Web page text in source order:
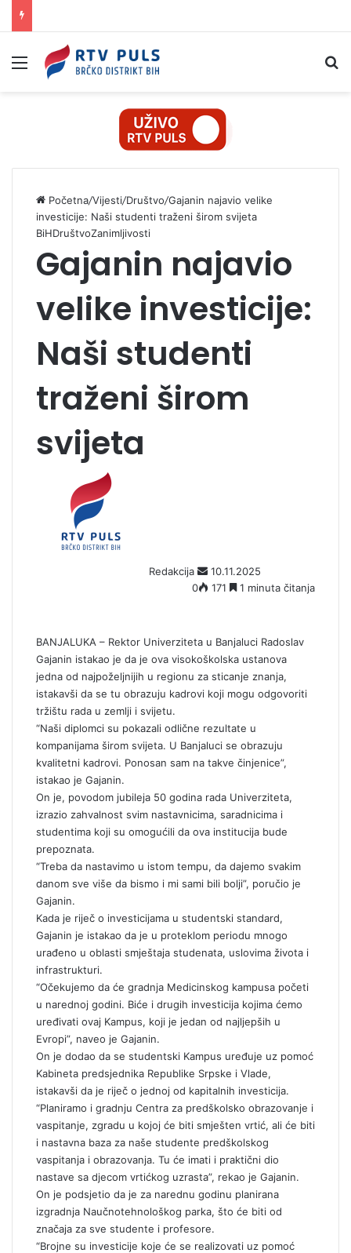
Izbornik
Početna/Vijesti/Društvo/Gajanin najavio velike
investicije: Naši studenti traženi širom svijeta
BiHDruštvoZanimljivosti
Gajanin najavio
velike investicije:
Naši studenti
traženi širom
svijeta
Redakcija
e
m
l
10.11.2025
0
171 1 minuta čitanja
BANJALUKA – Rektor Univerziteta u Banjaluci Radoslav
Gajanin istakao je da je ova visokoškolska ustanova
jedna od najpoželjnijih u regionu za sticanje znanja,
istakavši da se tu obrazuju kadrovi koji mogu odgovoriti
tržištu rada u zemlji i svijetu.
“Naši diplomci su pokazali odlične rezultate u
kompanijama širom svijeta. U Banjaluci se obrazuju
kvalitetni kadrovi. Ponosan sam na takve činjenice”,
istakao je Gajanin.
On je, povodom jubileja 50 godina rada Univerziteta,
izrazio zahvalnost svim nastavnicima, saradnicima i
studentima koji su omogućili da ova institucija bude
prepoznata.
“Treba da nastavimo u istom tempu, da dajemo svakim
danom sve više da bismo i mi sami bili bolji”, poručio je
Gajanin.
Kada je riječ o investicijama u studentski standard,
Gajanin je istakao da je u proteklom periodu mnogo
urađeno u oblasti smještaja studenata, uslovima života i
infrastrukturi.
“Očekujemo da će gradnja Medicinskog kampusa početi
u narednoj godini. Biće i drugih investicija kojima ćemo
uređivati ovaj Kampus, koji je jedan od najljepših u
Evropi”, naveo je Gajanin.
On je dodao da se studentski Kampus uređuje uz pomoć
Kabineta predsjednika Republike Srpske i Vlade,
istakavši da je riječ o jednoj od kapitalnih investicija.
“Planiramo i gradnju Centra za predškolsko obrazovanje i
vaspitanje, zgradu u kojoj će biti smješten vrtić, ali će biti
i nastavna baza za naše studente predškolskog
vaspitanja i obrazovanja. Tu će imati i praktični dio
nastave sa djecom vrtićkog uzrasta”, rekao je Gajanin.
On je podsjetio da je za narednu godinu planirana
izgradnja Naučnotehnološkog parka, što će biti od
značaja za sve studente i profesore.
“Brojne su investicije koje će se realizovati uz pomoć